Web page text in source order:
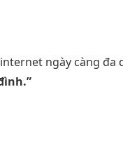
ngày càng